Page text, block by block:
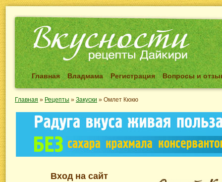
Главная Владмама Регистрация Вопросы и
Главная » Рецепты » Закуски » Омлет Кюкю
Вход на сайт